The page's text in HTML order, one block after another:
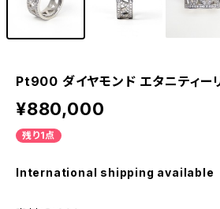
Pt900 ダイヤモンド エタニティー
¥880,000
残り1点
International shipping available